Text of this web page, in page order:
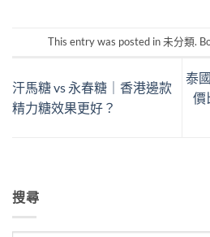
This entry was posted in 未分類.
汗馬糖 vs 永春糖｜香港邊款
精力糖效果更好？
泰
價
搜尋